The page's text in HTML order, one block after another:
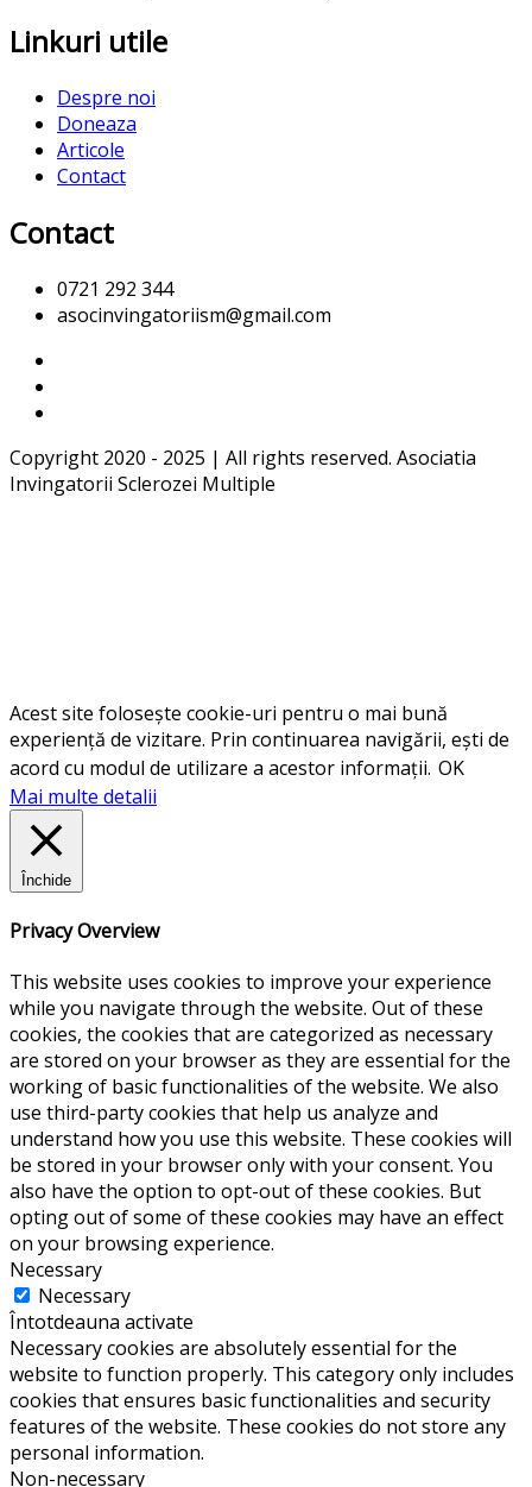
Linkuri utile
Despre noi
Doneaza
Articole
Contact
Contact
0721 292 344
asocinvingatoriism@gmail.com
Copyright 2020 - 2025 | All rights reserved. Asociatia
Invingatorii Sclerozei Multiple
Acest site folosește cookie-uri pentru o mai bună
experiență de vizitare. Prin continuarea navigării, ești de
acord cu modul de utilizare a acestor informații. OK
Mai multe detalii
Închide
Privacy Overview
This website uses cookies to improve your experience
while you navigate through the website. Out of these
cookies, the cookies that are categorized as necessary
are stored on your browser as they are essential for the
working of basic functionalities of the website. We also
use third-party cookies that help us analyze and
understand how you use this website. These cookies will
be stored in your browser only with your consent. You
also have the option to opt-out of these cookies. But
opting out of some of these cookies may have an effect
on your browsing experience.
Necessary
Necessary
Întotdeauna activate
Necessary cookies are absolutely essential for the
website to function properly. This category only includes
cookies that ensures basic functionalities and security
features of the website. These cookies do not store any
personal information.
Non-necessary